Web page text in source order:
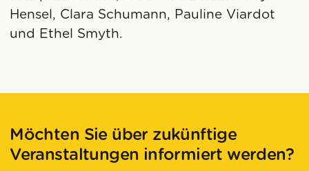
Hensel, Clara Schumann, Pauline Viardot
und Ethel Smyth.
Möchten Sie über zukünftige
Veranstaltungen informiert werden?